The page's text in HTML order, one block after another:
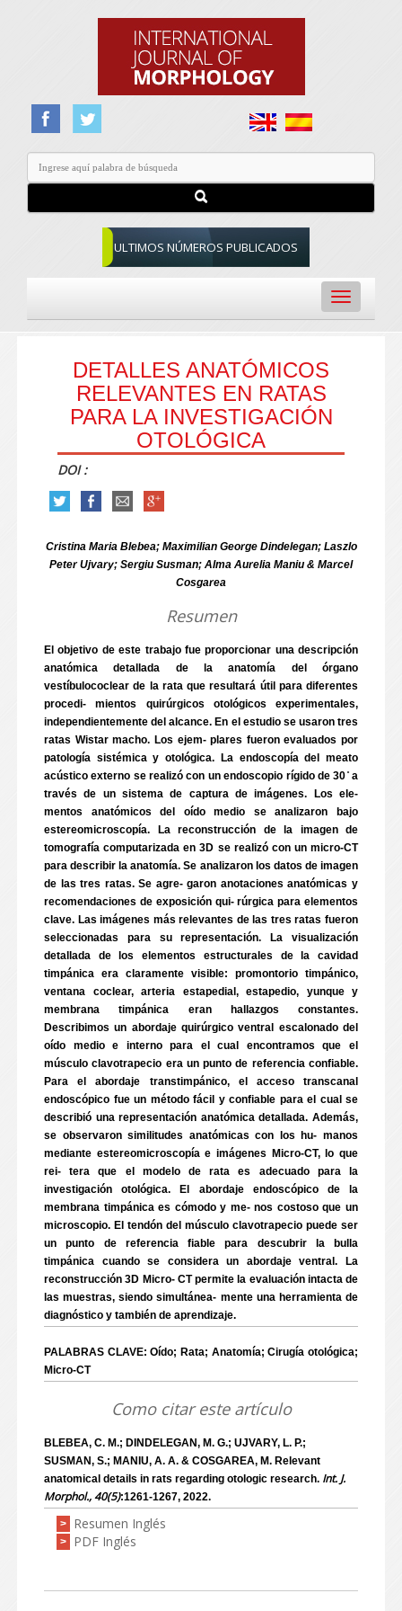
ULTIMOS NÚMEROS PUBLICADOS
Toggle
navigation
DETALLES ANATÓMICOS
RELEVANTES EN RATAS
PARA LA INVESTIGACIÓN
OTOLÓGICA
DOI :
Cristina Maria Blebea; Maximilian George Dindelegan; Laszlo
Peter Ujvary; Sergiu Susman; Alma Aurelia Maniu & Marcel
Cosgarea
Resumen
El objetivo de este trabajo fue proporcionar una descripción
anatómica detallada de la anatomía del órgano
vestíbulococlear de la rata que resultará útil para diferentes
procedi- mientos quirúrgicos otológicos experimentales,
independientemente del alcance. En el estudio se usaron tres
ratas Wistar macho. Los ejem- plares fueron evaluados por
patología sistémica y otológica. La endoscopía del meato
acústico externo se realizó con un endoscopio rígido de 30 ̊ a
través de un sistema de captura de imágenes. Los ele-
mentos anatómicos del oído medio se analizaron bajo
estereomicroscopía. La reconstrucción de la imagen de
tomografía computarizada en 3D se realizó con un micro-CT
para describir la anatomía. Se analizaron los datos de imagen
de las tres ratas. Se agre- garon anotaciones anatómicas y
recomendaciones de exposición qui- rúrgica para elementos
clave. Las imágenes más relevantes de las tres ratas fueron
seleccionadas para su representación. La visualización
detallada de los elementos estructurales de la cavidad
timpánica era claramente visible: promontorio timpánico,
ventana coclear, arteria estapedial, estapedio, yunque y
membrana timpánica eran hallazgos constantes.
Describimos un abordaje quirúrgico ventral escalonado del
oído medio e interno para el cual encontramos que el
músculo clavotrapecio era un punto de referencia confiable.
Para el abordaje transtimpánico, el acceso transcanal
endoscópico fue un método fácil y confiable para el cual se
describió una representación anatómica detallada. Además,
se observaron similitudes anatómicas con los hu- manos
mediante estereomicroscopía e imágenes Micro-CT, lo que
rei- tera que el modelo de rata es adecuado para la
investigación otológica. El abordaje endoscópico de la
membrana timpánica es cómodo y me- nos costoso que un
microscopio. El tendón del músculo clavotrapecio puede ser
un punto de referencia fiable para descubrir la bulla
timpánica cuando se considera un abordaje ventral. La
reconstrucción 3D Micro- CT permite la evaluación intacta de
las muestras, siendo simultánea- mente una herramienta de
diagnóstico y también de aprendizaje.
PALABRAS CLAVE: Oído; Rata; Anatomía; Cirugía otológica;
Micro-CT
Como citar este artículo
BLEBEA, C. M.; DINDELEGAN, M. G.; UJVARY, L. P.;
SUSMAN, S.; MANIU, A. A. & COSGAREA, M. Relevant
anatomical details in rats regarding otologic research. Int. J.
Morphol., 40(5):1261-1267, 2022.
> Resumen Inglés
> PDF Inglés